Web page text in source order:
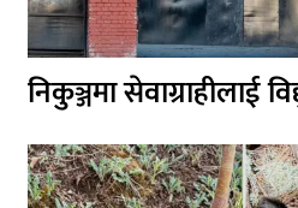
निकुञ्जमा सेवाग्राहीलाई